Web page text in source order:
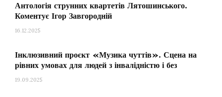
чисельні виступи колективу з українською
музикою в Європі та Америці.
Антологія струнних квартетів Лятошинського.
Коментує Ігор Завгородній
16.12.2025
Інклюзивний проєкт «Музика чуттів». Сцена на
рівних умовах для людей з інвалідністю і без
19.09.2025